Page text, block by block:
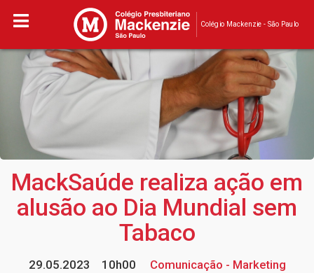
Colégio Mackenzie - São Paulo
MackSaúde realiza ação em
alusão ao Dia Mundial sem
Tabaco
29.05.2023 10h00
Comunicação - Marketing